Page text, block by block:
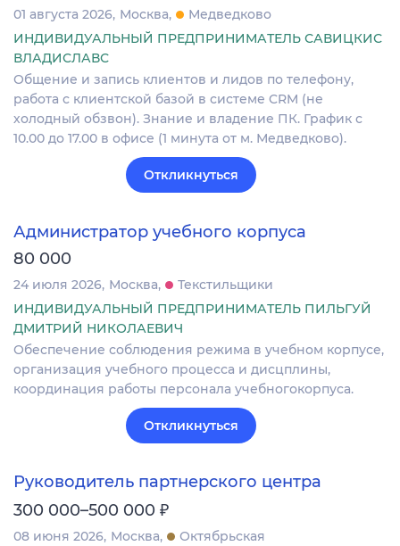
01 августа 2026 Москва
Медведково
ИНДИВИДУАЛЬНЫЙ ПРЕДПРИНИМАТЕЛЬ САВИЦКИС
ВЛАДИСЛАВС
Общение и запись клиентов и лидов по телефону,
работа с клиентской базой в системе CRM (не
холодный обзвон). Знание и владение ПК. График с
10.00 до 17.00 в офисе (1 минута от м. Медведково).
Откликнуться
Администратор учебного корпуса
80 000
24 июля 2026 Москва
Текстильщики
ИНДИВИДУАЛЬНЫЙ ПРЕДПРИНИМАТЕЛЬ ПИЛЬГУЙ
ДМИТРИЙ НИКОЛАЕВИЧ
Обеспечение соблюдения режима в учебном корпусе,
организация учебного процесса и дисцплины,
координация работы персонала учебногокорпуса.
Откликнуться
Руководитель партнерского центра
300 000–500 000 ₽
08 июня 2026 Москва
Октябрьская